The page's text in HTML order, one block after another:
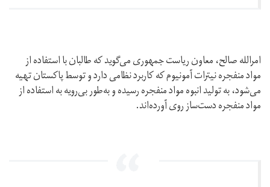
امرالله صالح، معاون ریاست جمهوری می‌گوید که طالبان با استفاده از
مواد منفجره نیترات آمونیوم که کاربرد نظامی دارد و توسط پاکستان تهیه
می‌شود، به تولید انبوه مواد منفجره رسیده و به‌طور بی‌رویه به استفاده از
مواد منفجره دست‌ساز روی آورده‌اند.